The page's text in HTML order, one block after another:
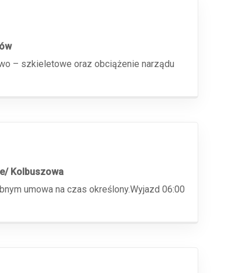
– szkieletowe oraz obciążenie narządu
Kolbuszowa
umowa na czas określony.Wyjazd 06:00